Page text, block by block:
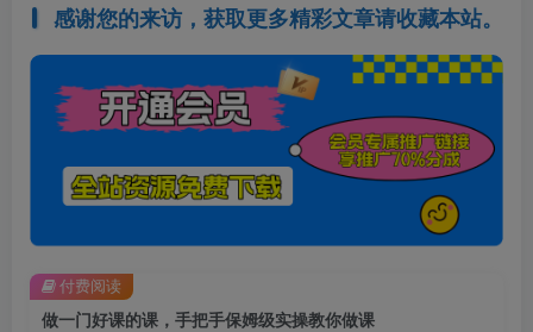
感谢您的来访，获取更多精彩文章请收藏本站。
做一门好课的课，手把手保姆级实操教你做课
付费阅读